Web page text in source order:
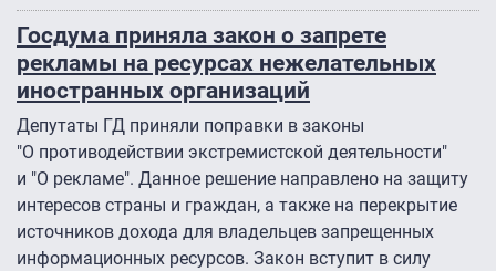
Госдума приняла закон о запрете
рекламы на ресурсах нежелательных
иностранных организаций
Депутаты ГД приняли поправки в законы
"О противодействии экстремистской деятельности"
и "О рекламе". Данное решение направлено на защиту
интересов страны и граждан, а также на перекрытие
источников дохода для владельцев запрещенных
информационных ресурсов. Закон вступит в силу